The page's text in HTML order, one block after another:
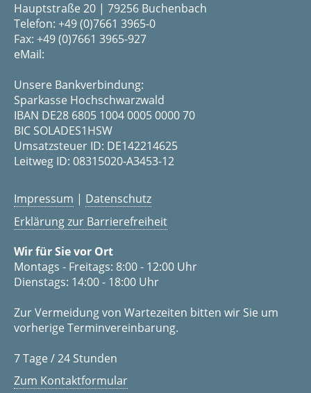
Hauptstraße 20 | 79256 Buchenbach
Telefon: +49 (0)7661 3965-0
Fax: +49 (0)7661 3965-927
eMail:
Unsere Bankverbindung:
Sparkasse Hochschwarzwald
IBAN DE28 6805 1004 0005 0000 70
BIC SOLADES1HSW
Umsatzsteuer ID: DE142214625
Leitweg ID: 08315020-A3453-12
Impressum | Datenschutz
Erklärung zur Barrierefreiheit
Wir für Sie vor Ort
Montags - Freitags: 8:00 - 12:00 Uhr
Dienstags: 14:00 - 18:00 Uhr
Zur Vermeidung von Wartezeiten bitten wir Sie um
vorherige Terminvereinbarung.
7 Tage / 24 Stunden
Zum Kontaktformular